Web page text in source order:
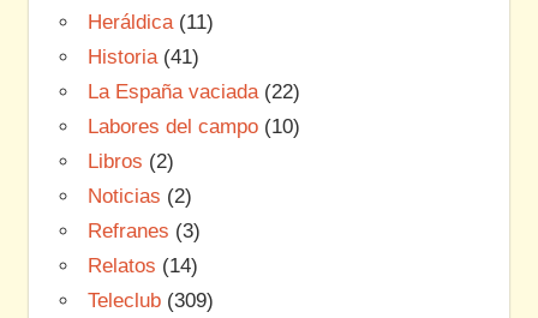
Heráldica(11)
Historia(41)
La España vaciada(22)
Labores del campo(10)
Libros (2)
Noticias (2)
Refranes (3)
Relatos (14)
Teleclub(309)